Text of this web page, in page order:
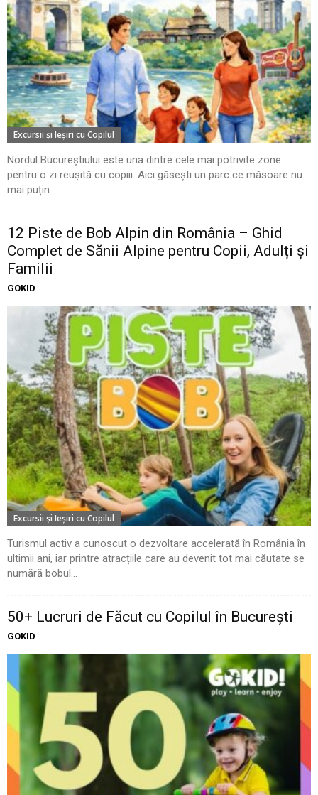
Excursii şi Ieşiri cu Copilul
Nordul Bucureștiului este una dintre cele mai potrivite zone
pentru o zi reușită cu copiii. Aici găsești un parc ce măsoare nu
mai puțin...
12 Piste de Bob Alpin din România – Ghid
Complet de Sănii Alpine pentru Copii, Adulți și
Familii
GOKID
Excursii şi Ieşiri cu Copilul
Turismul activ a cunoscut o dezvoltare accelerată în România în
ultimii ani, iar printre atracțiile care au devenit tot mai căutate se
numără bobul...
50+ Lucruri de Făcut cu Copilul în București
GOKID